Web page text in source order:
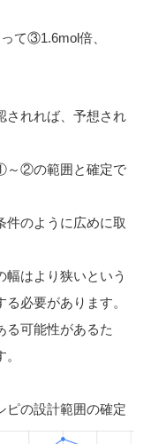
て③1.6mol倍、
れれば、予想され
～②の範囲と確定で
のように広めに取
幅はより狭いという
必要があります。
る可能性があるた
の設計範囲の確定